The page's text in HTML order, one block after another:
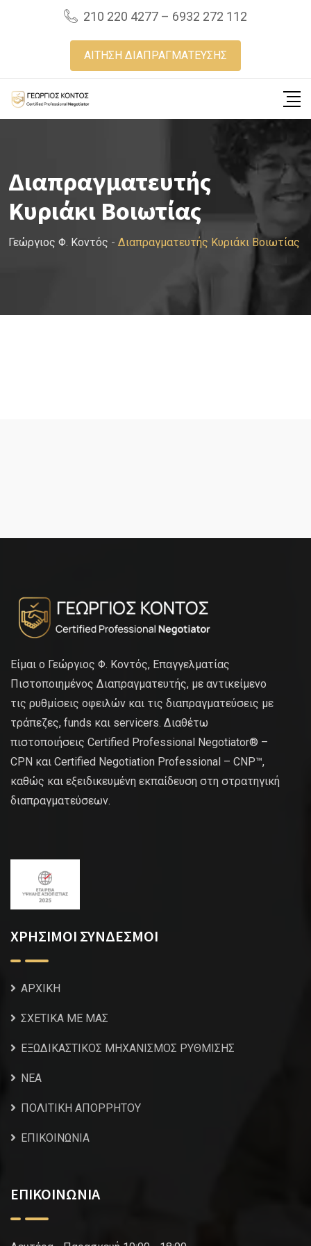
210 220 4277 – 6932 272 112
ΑΙΤΗΣΗ ΔΙΑΠΡΑΓΜΑΤΕΥΣΗΣ
Διαπραγματευτής
Κυριάκι Βοιωτίας
Γεώργιος Φ. Κοντός - Διαπραγματευτής Κυριάκι Βοιωτίας
Είμαι ο Γεώργιος Φ. Κοντός, Επαγγελματίας
Πιστοποιημένος Διαπραγματευτής, με αντικείμενο
τις ρυθμίσεις οφειλών και τις διαπραγματεύσεις με
τράπεζες, funds και servicers. Διαθέτω
πιστοποιήσεις Certified Professional Negotiator® –
CPN και Certified Negotiation Professional – CNP™,
καθώς και εξειδικευμένη εκπαίδευση στη στρατηγική
διαπραγματεύσεων.
ΧΡΗΣΙΜΟΙ ΣΥΝΔΕΣΜΟΙ
ΑΡΧΙΚΗ
ΣΧΕΤΙΚΑ ΜΕ ΜΑΣ
ΕΞΩΔΙΚΑΣΤΙΚΟΣ ΜΗΧΑΝΙΣΜΟΣ ΡΥΘΜΙΣΗΣ
NEA
ΠΟΛΙΤΙΚΗ ΑΠΟΡΡΗΤΟΥ
ΕΠΙΚΟΙΝΩΝΙΑ
ΕΠΙΚΟΙΝΩΝΙΑ